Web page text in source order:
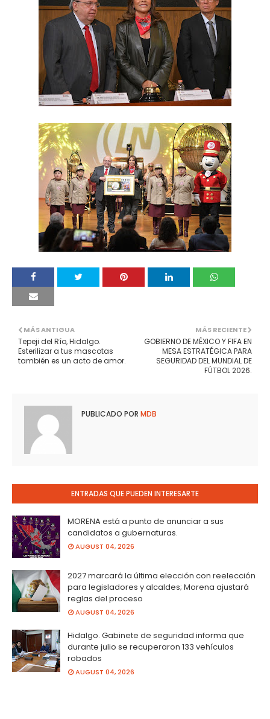
MÁS RECIENTE
GOBIERNO DE MÉXICO Y FIFA EN
MESA ESTRATÉGICA PARA
SEGURIDAD DEL MUNDIAL DE
FÚTBOL 2026.
MÁS ANTIGUA
Tepeji del Río, Hidalgo.
Esterilizar a tus mascotas
también es un acto de amor.
PUBLICADO POR MDB
ENTRADAS QUE PUEDEN INTERESARTE
MORENA está a punto de anunciar a sus
candidatos a gubernaturas.
AUGUST 04, 2026
2027 marcará la última elección con reelección
para legisladores y alcaldes; Morena ajustará
reglas del proceso
AUGUST 04, 2026
Hidalgo. Gabinete de seguridad informa que
durante julio se recuperaron 133 vehículos
robados
AUGUST 04, 2026